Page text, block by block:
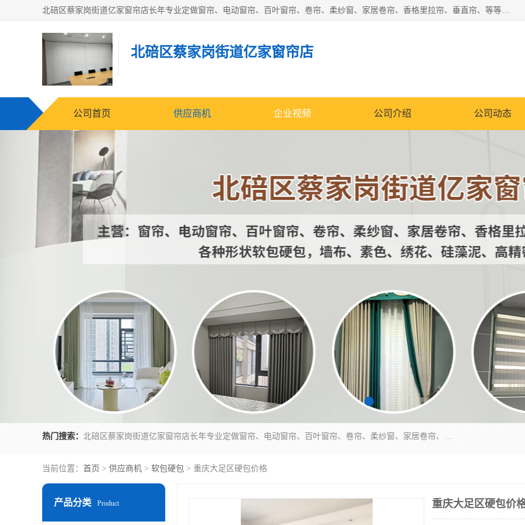
北碚区蔡家岗街道亿家窗帘店长年专业定做窗帘、电动窗帘、百叶窗帘、卷帘、柔纱窗、家居卷帘、香格里拉帘、垂直帘、等等，软包、各种形状软包硬包，墙布、素色、绣花、硅藻泥、高精密各种墙布，免费测量、免费安装，欢迎咨询
北碚区蔡家岗街道亿家窗帘店
公司首页 供应商机 企业视频 公司介绍 公司动态
热门搜索： 北碚区蔡家岗街道亿家窗帘店长年专业定做窗帘、电动窗帘、百叶窗帘、卷帘、柔纱窗、家居卷帘、香格里拉帘、垂直帘、等等，软包、各种形状软包硬包，墙布、素色、绣花、硅藻泥、高精密各种墙布，免费测量、免费安装，欢迎咨询
当前位置： 首页 > 供应商机 > 软包硬包 > 重庆大足区硬包价格
产品分类 Product 重庆大足区硬包价